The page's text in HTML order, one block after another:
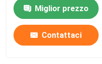
Contattaci
Richiedere un preventivo
Miglior prezzo
Contattaci